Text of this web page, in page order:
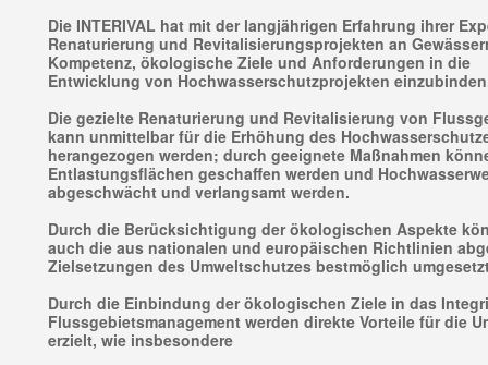
Die INTERIVAL hat mit der langjährigen Erfahrung ihrer
Renaturierung und Revitalisierungsprojekten an
Kompetenz, ökologische Ziele und Anforderungen in die
Entwicklung von Hochwasserschutzprojekten
Die gezielte Renaturierung und Revitalisierung von
kann unmittelbar für die Erhöhung des
herangezogen werden; durch geeignete Maßnahmen
Entlastungsflächen geschaffen werden und
abgeschwächt und verlangsamt werden.
Durch die Berücksichtigung der ökologischen Aspekte
auch die aus nationalen und europäischen Richtlinien
Zielsetzungen des Umweltschutzes bestmöglich
Durch die Einbindung der ökologischen Ziele in das
Flussgebietsmanagement werden direkte Vorteile für die
erzielt, wie insbesondere